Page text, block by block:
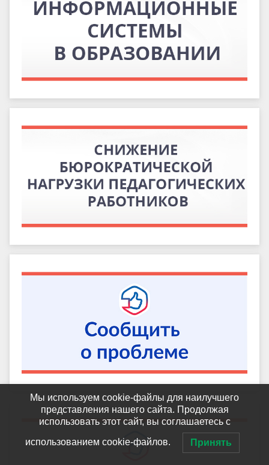
Мы используем cookie-файлы для наилучшего
представления нашего сайта. Продолжая
использовать этот сайт, вы соглашаетесь с
использованием cookie-файлов. Принять